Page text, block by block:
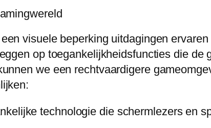
visuele beperking uitdagingen
op toegankelijkheidsfuncties die
we een rechtvaardigere
technologie die schermlezers en